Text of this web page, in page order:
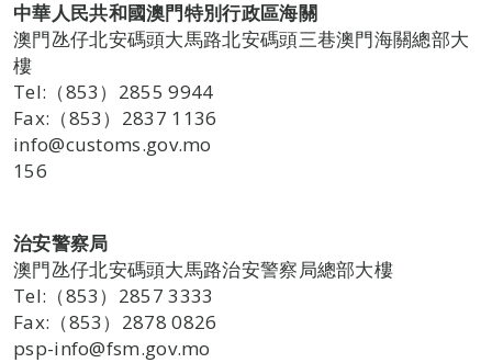
中華人民共和國澳門特別行政區海關
澳門氹仔北安碼頭大馬路北安碼頭三巷澳門海關總部大
樓
Tel:（853）2855 9944
Fax:（853）2837 1136
info@customs.gov.mo
156
治安警察局
澳門氹仔北安碼頭大馬路治安警察局總部大樓
Tel:（853）2857 3333
Fax:（853）2878 0826
psp-info@fsm.gov.mo